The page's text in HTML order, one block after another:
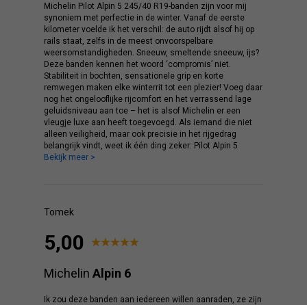
Michelin Pilot Alpin 5 245/40 R19-banden zijn voor mij
synoniem met perfectie in de winter. Vanaf de eerste
kilometer voelde ik het verschil: de auto rijdt alsof hij op
rails staat, zelfs in de meest onvoorspelbare
weersomstandigheden. Sneeuw, smeltende sneeuw, ijs?
Deze banden kennen het woord ‘compromis’ niet.
Stabiliteit in bochten, sensationele grip en korte
remwegen maken elke winterrit tot een plezier! Voeg daar
nog het ongelooflijke rijcomfort en het verrassend lage
geluidsniveau aan toe – het is alsof Michelin er een
vleugje luxe aan heeft toegevoegd. Als iemand die niet
alleen veiligheid, maar ook precisie in het rijgedrag
belangrijk vindt, weet ik één ding zeker: Pilot Alpin 5
Bekijk meer >
Tomek
5,00
Michelin Alpin 6
Ik zou deze banden aan iedereen willen aanraden, ze zijn